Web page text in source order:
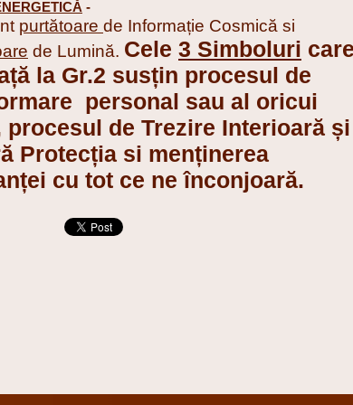
-
purtătoare de Informație Cosmică si
de Lumină. Cele 3 Simboluri
la Gr.2 susțin procesul de
personal sau al oricui
procesul de Trezire Interioară și
Protecția si menținerea
cu tot ce ne înconjoară.